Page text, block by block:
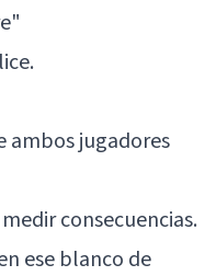
ambos jugadores
consecuencias.
ese blanco de